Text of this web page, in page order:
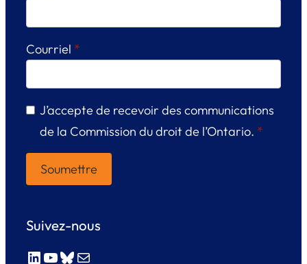
Courriel *
J’accepte de recevoir des communications
de la Commission du droit de l’Ontario. *
Suivez-nous
LinkedIn
YouTube
Bluesky
E-mail